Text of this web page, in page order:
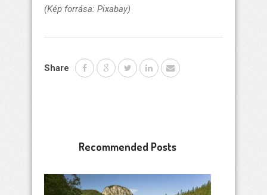
(Kép forrása: Pixabay)
Share
Recommended Posts